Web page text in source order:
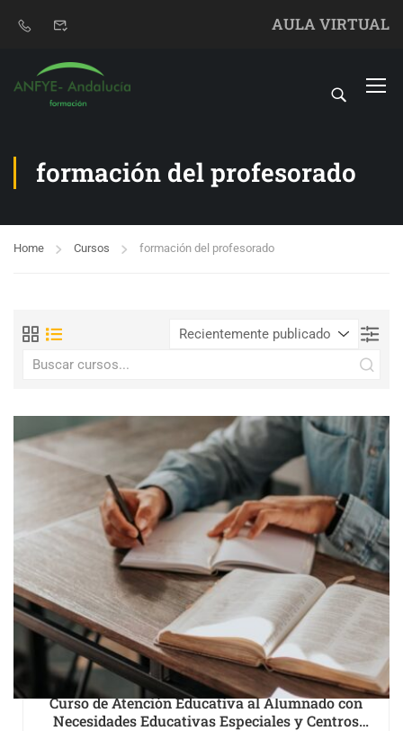
AULA VIRTUAL
formación del profesorado
Home Cursos formación del profesorado
Curso de Atención Educativa al Alumnado con
Necesidades Educativas Especiales y Centros